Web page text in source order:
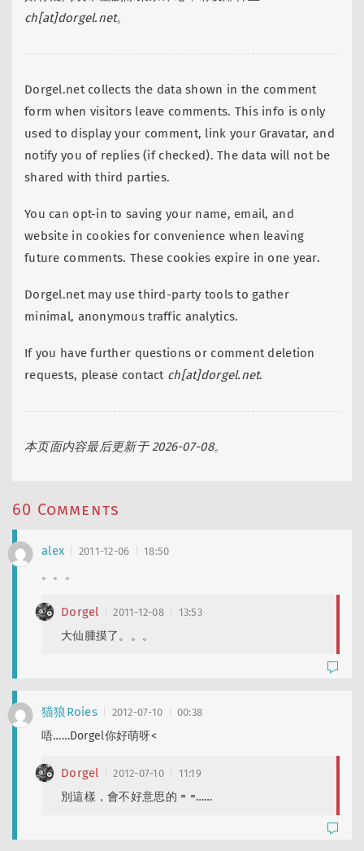
ch[at]dorgel.net。
Dorgel.net collects the data shown in the comment
form when visitors leave comments. This info is only
used to display your comment, link your Gravatar, and
notify you of replies (if checked). The data will not be
shared with third parties.
You can opt-in to saving your name, email, and
website in cookies for convenience when leaving
future comments. These cookies expire in one year.
Dorgel.net may use third-party tools to gather
minimal, anonymous traffic analytics.
If you have further questions or comment deletion
requests, please contact ch[at]dorgel.net.
本页面内容最后更新于 2026-07-08。
60 Comments
alex 2011-12-06 18:50
。。。
Dorgel 2011-12-08 13:53
大仙腫摸了。。。
猫狼Roies 2012-07-10 00:38
唔……Dorgel你好萌呀<
Dorgel 2012-07-10 11:19
別這樣，會不好意思的 = =……